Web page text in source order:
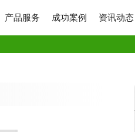
产品服务 成功案例 资讯动态